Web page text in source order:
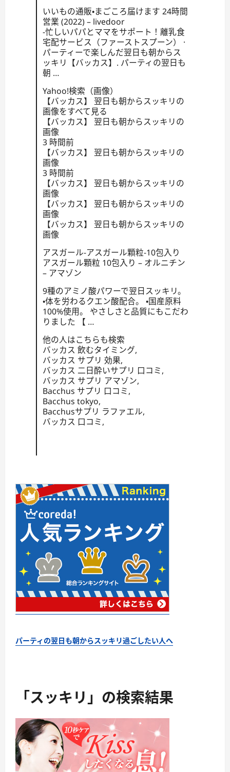
いいもの通販・まごころ届けます 24時間
営業 (2022) – livedoor
-忙しいパパとママをサポート！離乳食
宅配サービス（ファーストスプーン） ·
パーティーで楽しんだ翌日も朝からス
ッキリ【バッカス】. パーティの翌日も
朝 …
Yahoo!検索（画像）
【バッカス】 翌日も朝からスッキリの
画像をすべて見る
【バッカス】 翌日も朝からスッキリの
画像
3 時間前
【バッカス】 翌日も朝からスッキリの
画像
3 時間前
【バッカス】 翌日も朝からスッキリの
画像
【バッカス】 翌日も朝からスッキリの
画像
【バッカス】 翌日も朝からスッキリの
画像
アスガール-アスガール顆粒-10包入り
アスガール顆粒 10包入り – オルニチン
– アマゾン
9種のアミノ酸パワーで翌日スッキリ。
・体を労わるクエン酸配合。 ・国産原料
100%使用。 やさしさと品質にもこだわ
りました 【 …
他の人はこちらも検索
バッカス 飲むタイミング,
バッカス サプリ 効果,
バッカス 二日酔いサプリ 口コミ,
バッカス サプリ アマゾン,
Bacchus サプリ 口コミ,
Bacchus tokyo,
Bacchusサプリ ラファエル,
バッカス 口コミ,
パーティの翌日も朝からスッキリ過ごしたい人へ
「スッキリ」の検索結果